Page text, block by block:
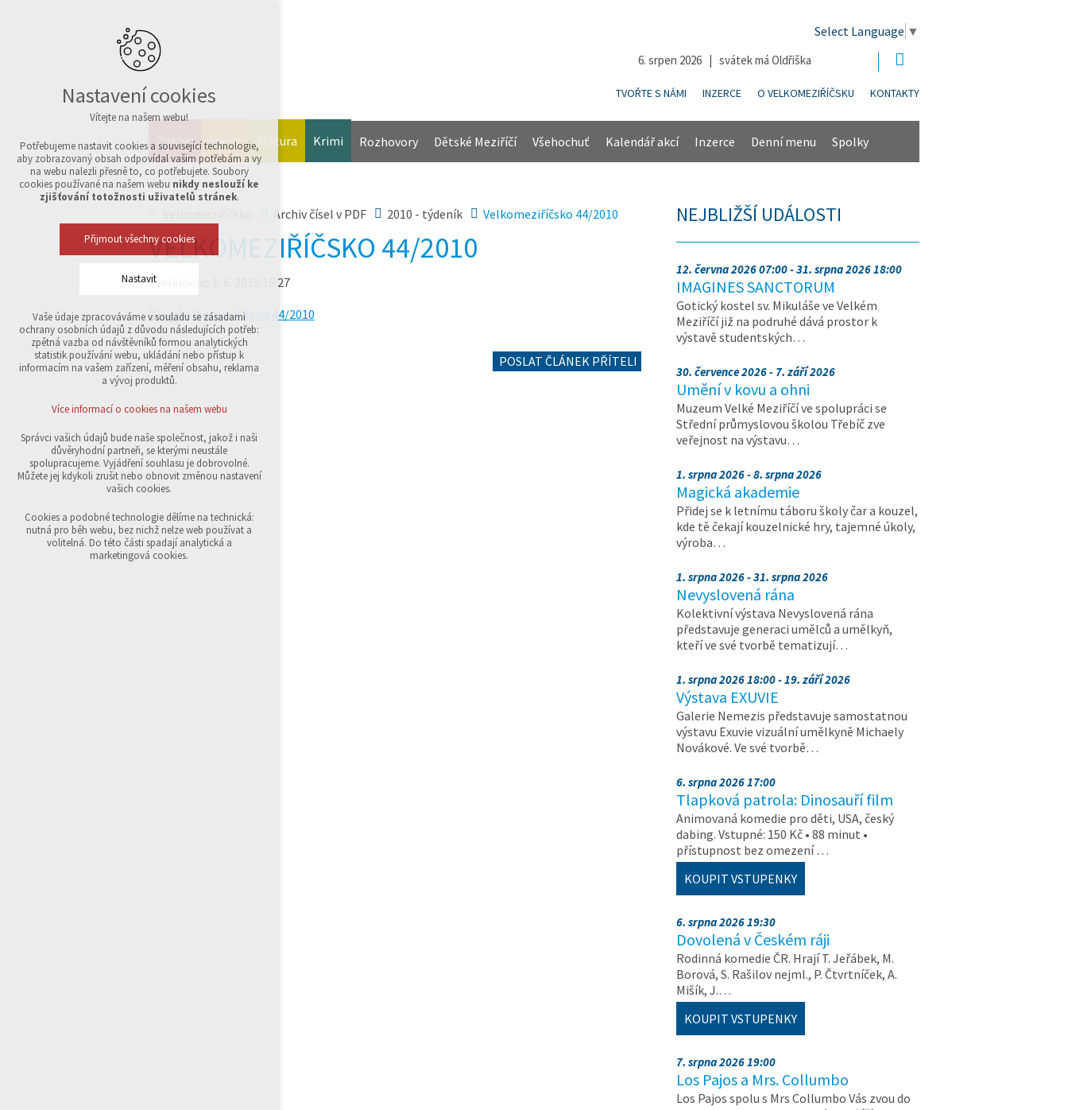
Select Language ▼
6. srpen 2026 | svátek má Oldřiška
TVOŘTE S NÁMI INZERCE O VELKOMEZIŘÍČSKU KONTAKTY
Zprávy Sport Kultura Krimi Rozhovory Dětské Meziříčí Všehochuť Kalendář akcí Inzerce Denní menu Spolky
Archiv čísel v PDF 2010 - týdeník Velkomeziříčsko 44/2010
VELKOMEZIŘÍČSKO 44/2010
Zveřejněno 1. 6. 2015 15:27
Velkomeziříčsko 44/2010
POSLAT ČLÁNEK PŘÍTELI
NEJBLIŽŠÍ UDÁLOSTI
12. června 2026 07:00 - 31. srpna 2026 18:00
IMAGINES SANCTORUM
Gotický kostel sv. Mikuláše ve Velkém
Meziříčí již na podruhé dává prostor k
výstavě studentských…
30. července 2026 - 7. září 2026
Umění v kovu a ohni
Muzeum Velké Meziříčí ve spolupráci se
Střední průmyslovou školou Třebíč zve
veřejnost na výstavu…
1. srpna 2026 - 8. srpna 2026
Magická akademie
Přidej se k letnímu táboru školy čar a kouzel,
kde tě čekají kouzelnické hry, tajemné úkoly,
výroba…
1. srpna 2026 - 31. srpna 2026
Nevyslovená rána
Kolektivní výstava Nevyslovená rána
představuje generaci umělců a umělkyň,
kteří ve své tvorbě tematizují…
1. srpna 2026 18:00 - 19. září 2026
Výstava EXUVIE
Galerie Nemezis představuje samostatnou
výstavu Exuvie vizuální umělkyně Michaely
Novákové. Ve své tvorbě…
6. srpna 2026 17:00
Tlapková patrola: Dinosauří film
Animovaná komedie pro děti, USA, český
dabing. Vstupné: 150 Kč • 88 minut •
přístupnost bez omezení …
KOUPIT VSTUPENKY
6. srpna 2026 19:30
Dovolená v Českém ráji
Rodinná komedie ČR. Hrají T. Jeřábek, M.
Borová, S. Rašilov nejml., P. Čtvrtníček, A.
Mišík, J.…
KOUPIT VSTUPENKY
7. srpna 2026 19:00
Los Pajos a Mrs. Collumbo
Los Pajos spolu s Mrs Collumbo Vás zvou do
Nastavení cookies
Vítejte na našem webu!
Potřebujeme nastavit cookies a související technologie,
aby zobrazovaný obsah odpovídal vašim potřebám a vy
na webu nalezli přesně to, co potřebujete. Soubory
cookies používané na našem webu nikdy neslouží ke
zjišťování totožnosti uživatelů stránek.
Přijmout všechny cookies
Nastavit
Technická cookies
nutná pro provozování webu
udržení kontextu stránek (session): případná
přihlášení, volby jazyka, apod.
analytická pro anonymizované vyhodnocení
návštěvnosti
marketingová cookies (Google,Sklik)
Více informací o cookies na našem webu
Přijmout všechny cookies
Odmítnout vše
Vaše údaje zpracováváme v souladu se zásadami
ochrany osobních údajů z důvodu následujících potřeb:
zpětná vazba od návštěvníků formou analytických
statistik používání webu, ukládání nebo přístup k
informacím na vašem zařízení, měření obsahu, reklama
a vývoj produktů.
Více informací o cookies na našem webu
Správci vašich údajů bude naše společnost, jakož i naši
důvěryhodní partneři, se kterými neustále
spolupracujeme. Vyjádření souhlasu je dobrovolné.
Můžete jej kdykoli zrušit nebo obnovit změnou nastavení
vašich cookies.
Cookies a podobné technologie dělíme na technická:
nutná pro běh webu, bez nichž nelze web používat a
volitelná. Do této části spadají analytická a
marketingová cookies.